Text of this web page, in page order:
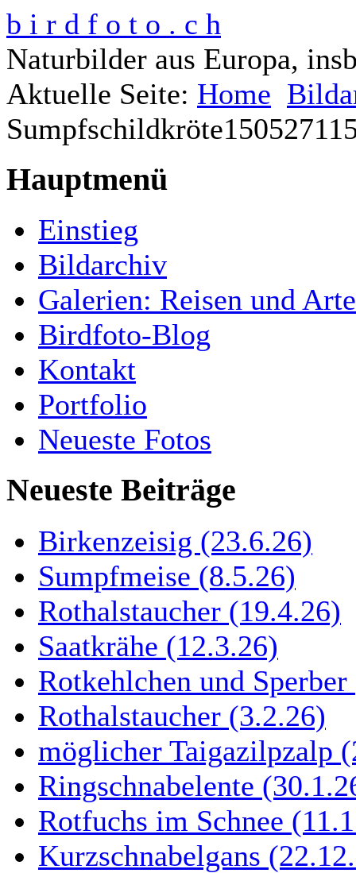
b i r d f o t o . c h
Naturbilder aus Europa,
Aktuelle Seite: Home
Hauptmenü
Einstieg
Bildarchiv
Galerien: Reisen und
Birdfoto-Blog
Kontakt
Portfolio
Neueste Fotos
Neueste Beiträge
Birkenzeisig (23.6.26)
Sumpfmeise (8.5.26)
Rothalstaucher (19.4.26)
Saatkrähe (12.3.26)
Rotkehlchen und
Rothalstaucher (3.2.26)
möglicher Taigazilpzalp
Ringschnabelente
Rotfuchs im Schnee
Kurzschnabelgans